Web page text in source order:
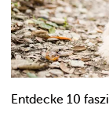
Entdecke 10